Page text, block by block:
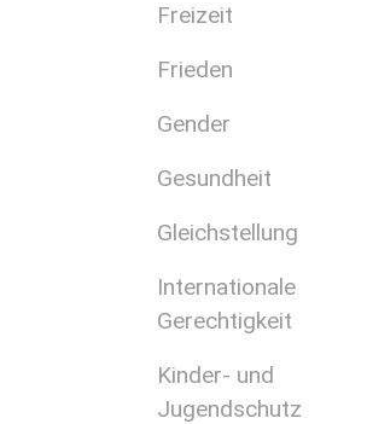
Freizeit
Frieden
Gender
Gesundheit
Gleichstellung
Internationale
Gerechtigkeit
Kinder- und
Jugendschutz